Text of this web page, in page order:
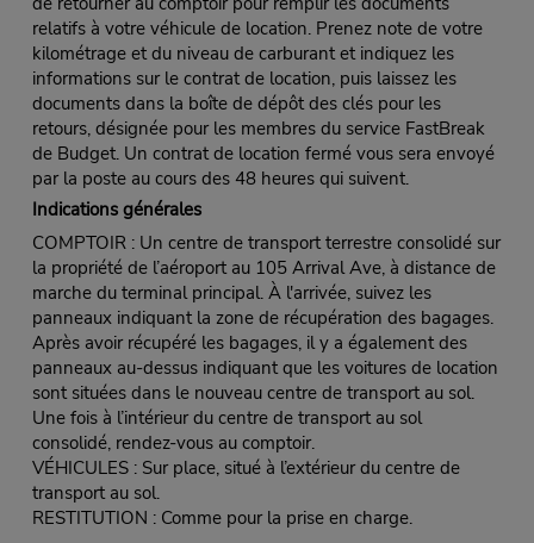
relatifs à votre véhicule de location. Prenez note de votre
kilométrage et du niveau de carburant et indiquez les
informations sur le contrat de location, puis laissez les
documents dans la boîte de dépôt des clés pour les
retours, désignée pour les membres du service FastBreak
de Budget. Un contrat de location fermé vous sera envoyé
par la poste au cours des 48 heures qui suivent.
Indications générales
COMPTOIR : Un centre de transport terrestre consolidé sur
la propriété de l’aéroport au 105 Arrival Ave, à distance de
marche du terminal principal. À l'arrivée, suivez les
panneaux indiquant la zone de récupération des bagages.
Après avoir récupéré les bagages, il y a également des
panneaux au-dessus indiquant que les voitures de location
sont situées dans le nouveau centre de transport au sol.
Une fois à l’intérieur du centre de transport au sol
consolidé, rendez-vous au comptoir.
VÉHICULES : Sur place, situé à l’extérieur du centre de
transport au sol.
RESTITUTION : Comme pour la prise en charge.